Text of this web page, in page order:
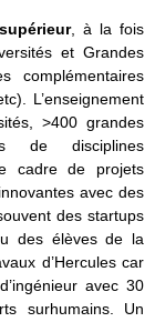
, à la fois
et Grandes
complémentaires
L’enseignement
>400 grandes
de disciplines
cadre de projets
avec des
des startups
des élèves de la
d’Hercules car
avec 30
surhumains. Un